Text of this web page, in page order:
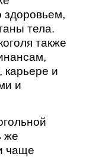
тела.
также
карьере и
и
же
чаще